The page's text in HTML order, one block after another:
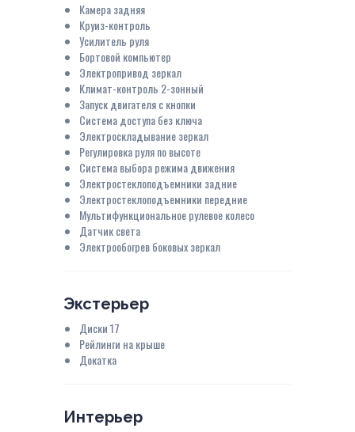
Камера задняя
Круиз-контроль
Усилитель руля
Бортовой компьютер
Электропривод зеркал
Климат-контроль 2-зонный
Запуск двигателя с кнопки
Система доступа без ключа
Электроскладывание зеркал
Регулировка руля по высоте
Система выбора режима движения
Электростеклоподъемники задние
Электростеклоподъемники передние
Мультифункциональное рулевое колесо
Датчик света
Электрообогрев боковых зеркал
Экстерьер
Диски 17
Рейлинги на крыше
Докатка
Интерьер